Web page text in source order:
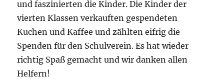
und faszinierten die Kinder. Die Kinder der
vierten Klassen verkauften gespendeten
Kuchen und Kaffee und zählten eifrig die
Spenden für den Schulverein. Es hat wieder
richtig Spaß gemacht und wir danken allen
Helfern!